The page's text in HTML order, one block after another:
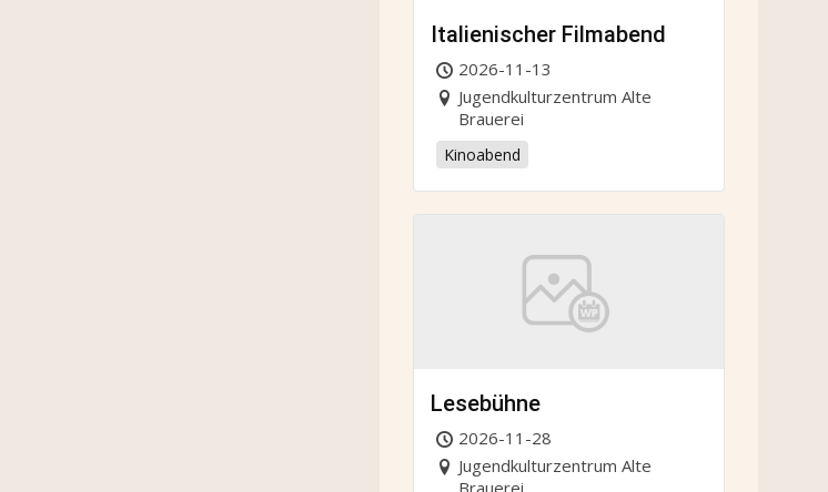
Italienischer Filmabend
2026-11-13
Jugendkulturzentrum Alte
Brauerei
Kinoabend
Lesebühne
2026-11-28
Jugendkulturzentrum Alte